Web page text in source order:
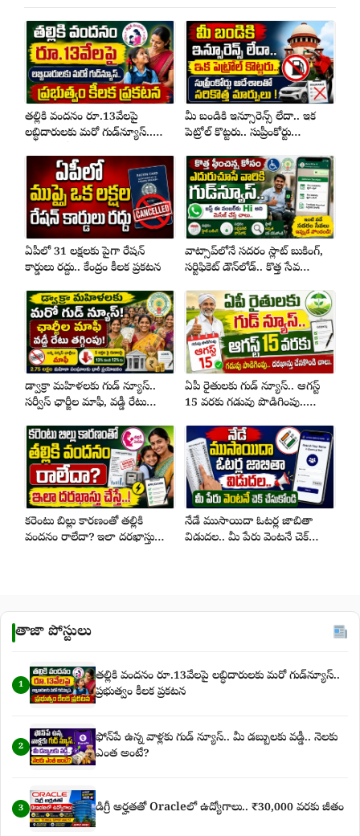
తల్లికి వందనం రూ.13వేలపై
లబ్ధిదారులకు మరో గుడ్‌న్యూస్..
మీ బండికి ఇన్సూరెన్స్ లేదా.. ఇక
పెట్రోల్ కొట్టరు.. సుప్రీంకోర్టు
ఏపీలో 31 లక్షలకు పైగా రేషన్
కార్డులు రద్దు.. కేంద్రం కీలక ప్రకటన
వాట్సాప్‌లోనే సదరం స్లాట్ బుకింగ్,
సర్టిఫికెట్ డౌన్‌లోడ్.. కొత్త సేవ
డ్వాక్రా మహిళలకు గుడ్ న్యూస్..
సర్వీస్ ఛార్జీల మాఫీ, వడ్డీ రేటు
ఏపీ రైతులకు గుడ్ న్యూస్.. ఆగస్ట్
15 వరకు గడువు పొడిగింపు..
కరెంటు బిల్లు కారణంతో తల్లికి
వందనం రాలేదా? ఇలా దరఖాస్తు
నేడే ముసాయిదా ఓటర్ల జాబితా
విడుదల.. మీ పేరు వెంటనే చెక్
తాజా పోస్టులు
1
తల్లికి వందనం రూ.13వేలపై లబ్ధిదారులకు మరో గుడ్‌న్యూస్..
ప్రభుత్వం కీలక ప్రకటన
2
ఫోన్‌పే ఉన్న వాళ్లకు గుడ్ న్యూస్.. మీ డబ్బులకు వడ్డీ.. నెలకు
ఎంత అంటే?
3 డిగ్రీ అర్హతతో Oracleలో ఉద్యోగాలు.. ₹30,000 వరకు జీతం